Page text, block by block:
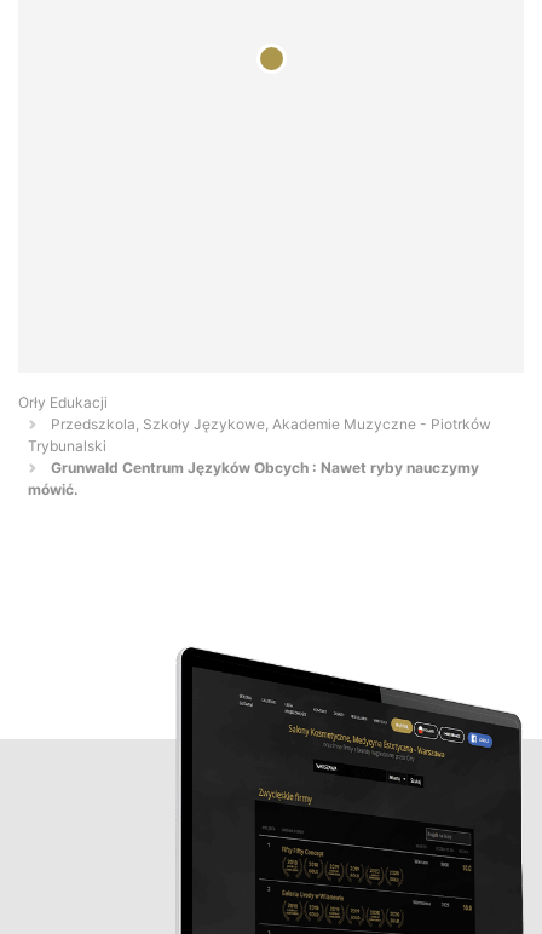
Orły Edukacji
Przedszkola, Szkoły Językowe, Akademie Muzyczne - Piotrków
Trybunalski
Grunwald Centrum Języków Obcych : Nawet ryby nauczymy
mówić.